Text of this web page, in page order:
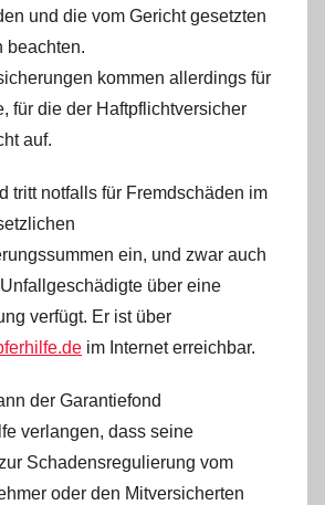
und die vom Gericht gesetzten
beachten.
kommen allerdings für
für die der Haftpflichtversicher
auf.
tritt notfalls für Fremdschäden im
ein, und zwar auch
über eine
verfügt. Er ist über
im Internet erreichbar.
der Garantiefond
verlangen, dass seine
Schadensregulierung vom
oder den Mitversicherten